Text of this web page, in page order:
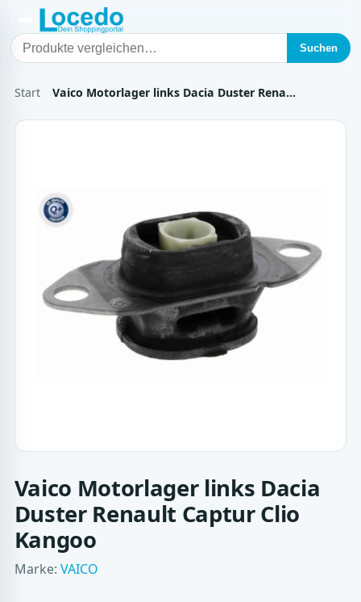
Suchen
Start Vaico Motorlager links Dacia Duster Rena…
Vaico Motorlager links Dacia
Duster Renault Captur Clio
Kangoo
Marke: VAICO